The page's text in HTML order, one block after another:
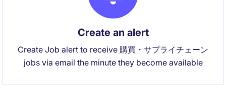
Create an alert
Create Job alert to receive 購買・サプライチェーン
jobs via email the minute they become available